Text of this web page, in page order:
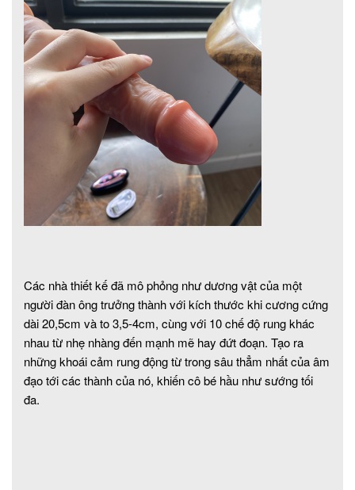
Các nhà thiết kế đã mô phỏng như dương vật của một
người đàn ông trưởng thành với kích thước khi cương cứng
dài 20,5cm và to 3,5-4cm, cùng với 10 chế độ rung khác
nhau từ nhẹ nhàng đến mạnh mẽ hay đứt đoạn. Tạo ra
những khoái cảm rung động từ trong sâu thẳm nhất của âm
đạo tới các thành của nó, khiến cô bé hầu như sướng tối
đa.